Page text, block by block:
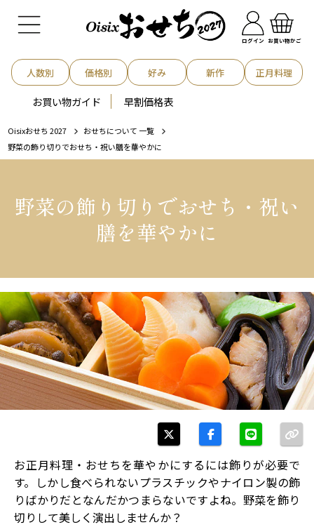
ログイン お買い物かご
人数別 価格別 好み 新作 正月料理
お買い物ガイド 早割価格表
Oisixおせち 2027
おせちについて 一覧
野菜の飾り切りでおせち・祝い膳を華やかに
野菜の飾り切りでおせち・祝い
膳を華やかに
お正月料理・おせちを華やかにするには飾りが必要で
す。しかし食べられないプラスチックやナイロン製の飾
りばかりだとなんだかつまらないですよね。野菜を飾り
切りして美しく演出しませんか？